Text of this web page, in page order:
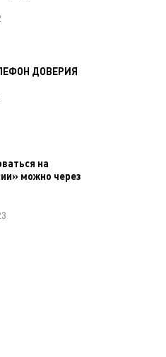
ДОВЕРИЯ
на
можно через